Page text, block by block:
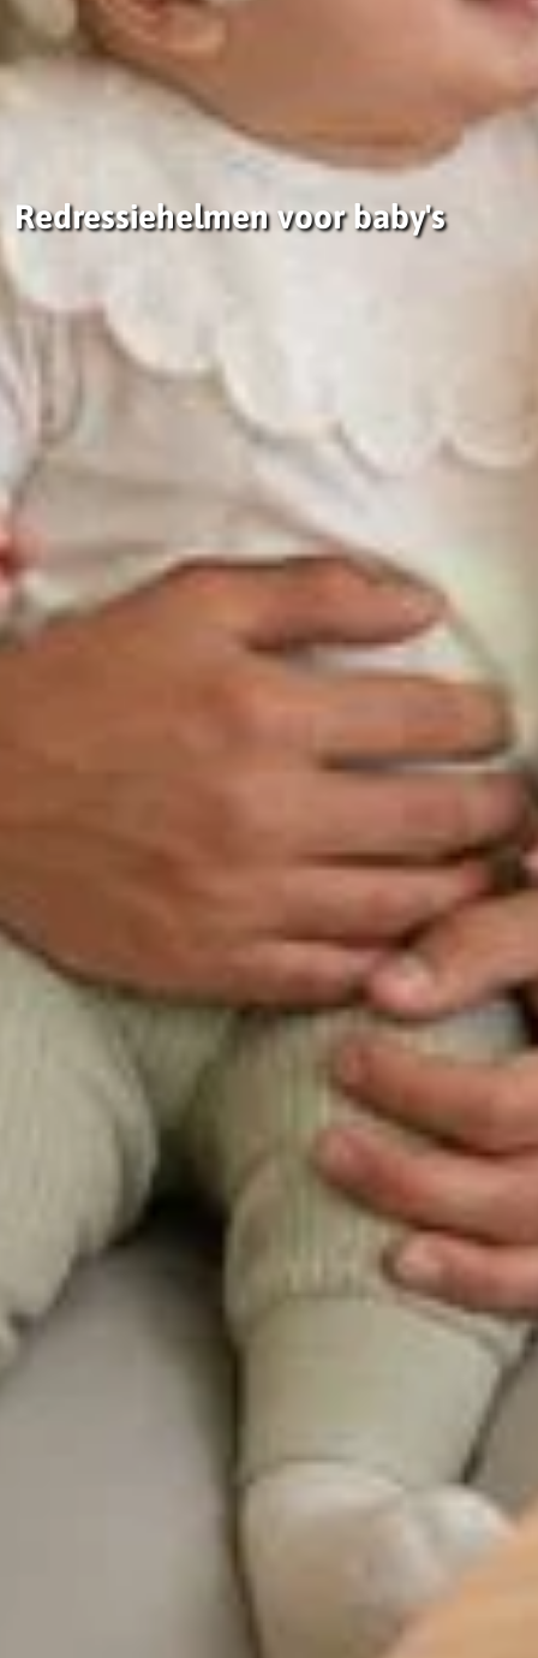
Redressiehelmen voor baby's